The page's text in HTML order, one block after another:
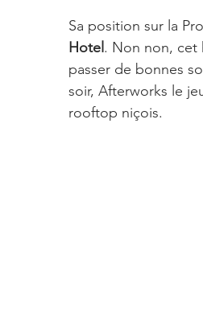
Sa position sur la
Hotel . Non non, cet
passer de bonnes
soir, Afterworks le
rooftop niçois.